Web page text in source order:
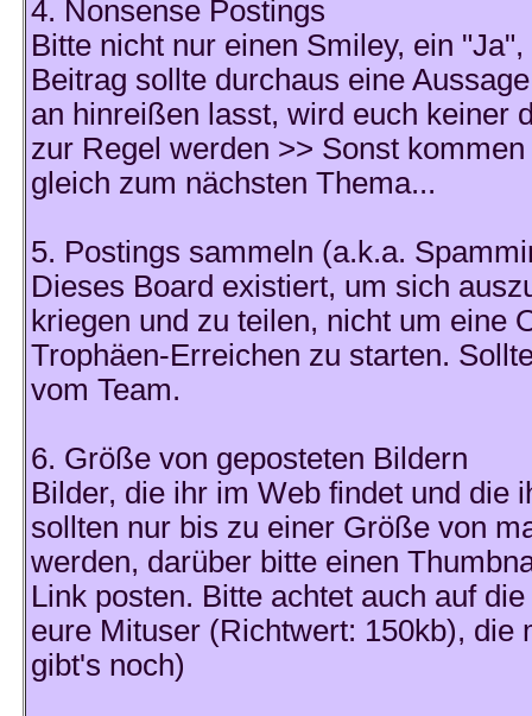
4. Nonsense Postings
Bitte nicht nur einen Smiley, ein
Beitrag sollte durchaus eine
an hinreißen lasst, wird euch keiner
zur Regel werden >> Sonst
gleich zum nächsten Thema...
5. Postings sammeln (a.k.a.
Dieses Board existiert, um sich
kriegen und zu teilen, nicht um eine
Trophäen-Erreichen zu starten.
vom Team.
6. Größe von geposteten Bildern
Bilder, die ihr im Web findet und die
sollten nur bis zu einer Größe von
werden, darüber bitte einen
Link posten. Bitte achtet auch auf
eure Mituser (Richtwert: 150kb),
gibt's noch)